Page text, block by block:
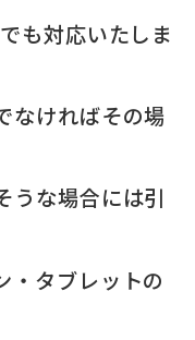
も対応いたしま
なければその場
うな場合には引
・タブレットの